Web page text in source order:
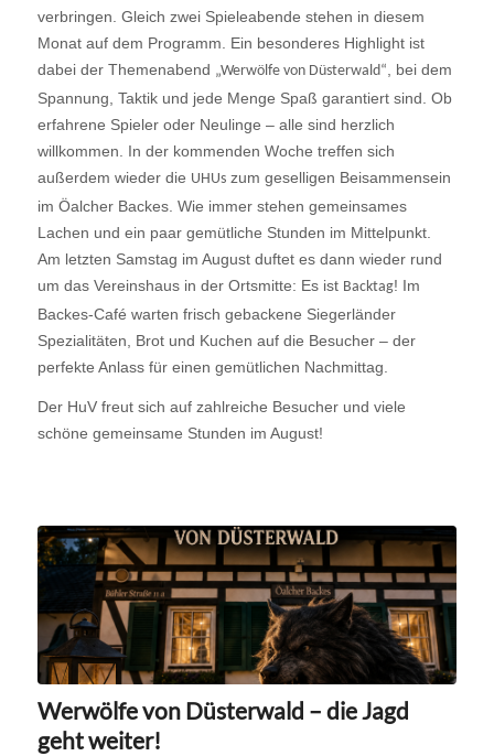
verbringen. Gleich zwei Spieleabende stehen in diesem
Monat auf dem Programm. Ein besonderes Highlight ist
dabei der Themenabend „Werwölfe von Düsterwald“ , bei dem
Spannung, Taktik und jede Menge Spaß garantiert sind. Ob
erfahrene Spieler oder Neulinge – alle sind herzlich
willkommen. In der kommenden Woche treffen sich
außerdem wieder die UHUszum geselligen Beisammensein
im Öalcher Backes. Wie immer stehen gemeinsames
Lachen und ein paar gemütliche Stunden im Mittelpunkt.
Am letzten Samstag im August duftet es dann wieder rund
um das Vereinshaus in der Ortsmitte: Es ist Backtag! Im
Backes-Café warten frisch gebackene Siegerländer
Spezialitäten, Brot und Kuchen auf die Besucher – der
perfekte Anlass für einen gemütlichen Nachmittag.
Der HuV freut sich auf zahlreiche Besucher und viele
schöne gemeinsame Stunden im August!
Werwölfe von Düsterwald – die Jagd
geht weiter!